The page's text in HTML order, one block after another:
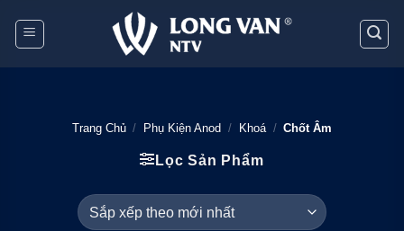
Trang Chủ / Phụ Kiện Anod / Khoá / Chốt Âm
Lọc Sản Phẩm